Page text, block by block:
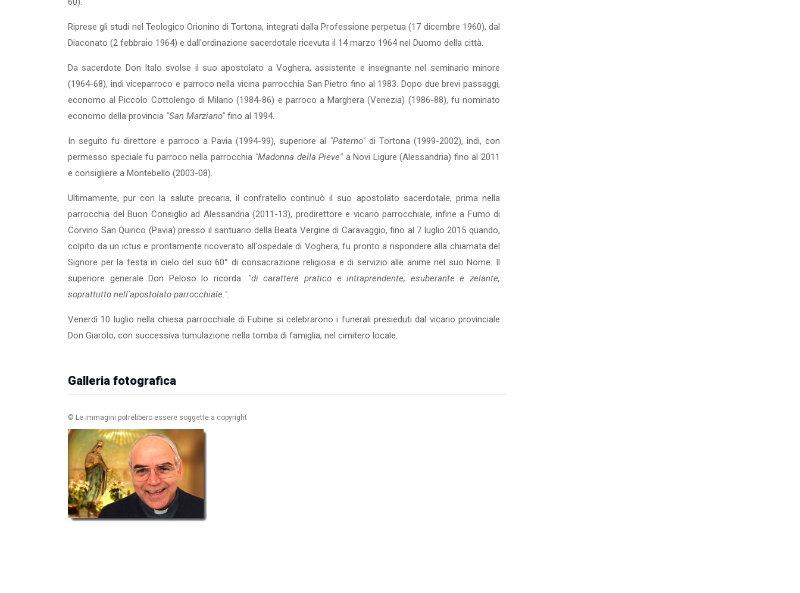
Riprese gli studi nel Teologico Orionino di Tortona, integrati dalla Profes­sione perpetua (17 dicembre 1960), dal
Diaconato (2 febbraio 1964) e dal­l'ordinazione sacerdotale ricevuta il 14 marzo 1964 nel Duomo della città.
Da sacerdote Don Italo svolse il suo apostolato a Voghera, assistente e insegnante nel seminario minore
(1964-68), indi viceparroco e parroco nella vicina parrocchia San Pietro fino al 1983. Dopo due brevi passaggi,
economo al Piccolo Cottolengo di Milano (1984-86) e parroco a Marghera (Venezia) (1986-88), fu nominato
economo della provincia "San Marziano" fino al 1994.
In seguito fu direttore e parroco a Pavia (1994-99), superiore al "Paterno" di Tortona (1999-2002), indi, con
permesso speciale fu parroco nella parroc­chia "Madonna della Pieve" a Novi Ligure (Alessandria) fino al 2011
e con­sigliere a Montebello (2003-08).
Ultimamente, pur con la salute precaria, il confratello continuò il suo apo­stolato sacerdotale, prima nella
parrocchia del Buon Consiglio ad Alessandria (2011-13), prodirettore e vicario parrocchiale, infine a Fumo di
Corvino San Quirico (Pavia) presso il santuario della Beata Vergine di Caravaggio, fino al 7 luglio 2015 quando,
colpito da un ictus e prontamente ricoverato all'ospedale di Voghera, fu pronto a rispondere alla chiamata del
Signore per la festa in cie­lo del suo 60° di consacrazione religiosa e di servizio alle anime nel suo Nome. Il
superiore generale Don Peloso lo ricorda: "di carattere pratico e intrapren­dente, esuberante e zelante,
soprattutto nell'apostolato parrocchiale.".
Venerdì 10 luglio nella chiesa parrocchiale di Fubine si celebrarono i funerali presieduti dal vicario provinciale
Don Giarolo, con successiva tumula­zione nella tomba di famiglia, nel cimitero locale.
Galleria fotografica
© Le immagini potrebbero essere soggette a copyright